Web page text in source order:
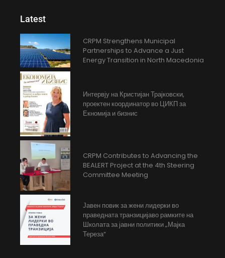
Latest
CRPM Strengthens Municipal
Partnerships to Advance a Just
Energy Transition in North Macedonia
Интервју на Кристијан Трајковски,
проектен координатор во ЦИКП за
Екномија и бизнис
CRPM Contributes to Advancing the
BEALERT Project at the 4th Steering
Committee Meeting
Јавен повик за жени лидерки во
праведната транзицијаво рамките на
Школата за јавни политики „Мајка
Тереза“